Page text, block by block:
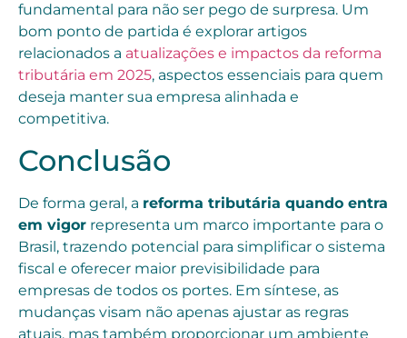
fundamental para não ser pego de surpresa. Um
bom ponto de partida é explorar artigos
relacionados a atualizações e impactos da reforma
tributária em 2025, aspectos essenciais para quem
deseja manter sua empresa alinhada e
competitiva.
Conclusão
De forma geral, a reforma tributária quando entra
em vigor representa um marco importante para o
Brasil, trazendo potencial para simplificar o sistema
fiscal e oferecer maior previsibilidade para
empresas de todos os portes. Em síntese, as
mudanças visam não apenas ajustar as regras
atuais, mas também proporcionar um ambiente